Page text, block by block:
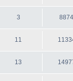
3 8874
11
13